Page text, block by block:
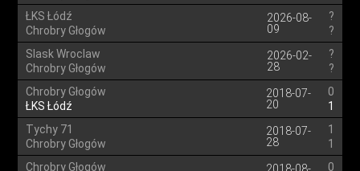
ŁKS Łódź
Chrobry Głogów
2026-08-
09
?
?
Slask Wroclaw
Chrobry Głogów
2026-02-
28
?
?
Chrobry Głogów
ŁKS Łódź
2018-07-
20
0
1
Tychy 71
Chrobry Głogów
2018-07-
28
1
1
Chrobry Głogów
0